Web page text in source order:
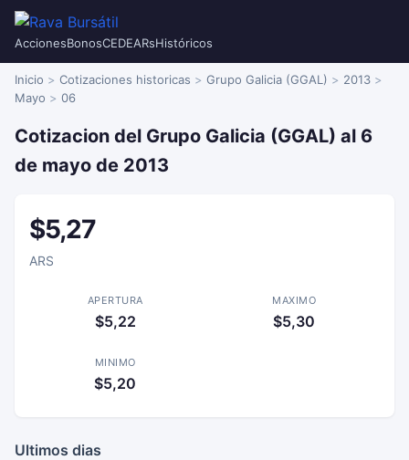
AccionesBonosCEDEARsHistóricos
Inicio Cotizaciones historicas Grupo Galicia (GGAL)
2013
Mayo
06
Cotizacion del Grupo Galicia (GGAL) al 6
de mayo de 2013
$5,27
ARS
APERTURA
$5,22
MAXIMO
$5,30
MINIMO
$5,20
Ultimos dias